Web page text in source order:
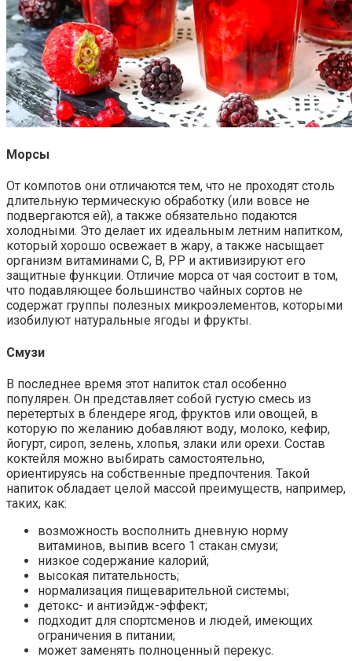
Морсы
От компотов они отличаются тем, что не проходят столь
длительную термическую обработку (или вовсе не
подвергаются ей), а также обязательно подаются
холодными. Это делает их идеальным летним напитком,
который хорошо освежает в жару, а также насыщает
организм витаминами С, В, PP и активизируют его
защитные функции. Отличие морса от чая состоит в том,
что подавляющее большинство чайных сортов не
содержат группы полезных микроэлементов, которыми
изобилуют натуральные ягоды и фрукты.
Смузи
В последнее время этот напиток стал особенно
популярен. Он представляет собой густую смесь из
перетертых в блендере ягод, фруктов или овощей, в
которую по желанию добавляют воду, молоко, кефир,
йогурт, сироп, зелень, хлопья, злаки или орехи. Состав
коктейля можно выбирать самостоятельно,
ориентируясь на собственные предпочтения. Такой
напиток обладает целой массой преимуществ, например,
таких, как:
возможность восполнить дневную норму
витаминов, выпив всего 1 стакан смузи;
низкое содержание калорий;
высокая питательность;
нормализация пищеварительной системы;
детокс- и антиэйдж-эффект;
подходит для спортсменов и людей, имеющих
ограничения в питании;
может заменять полноценный перекус.